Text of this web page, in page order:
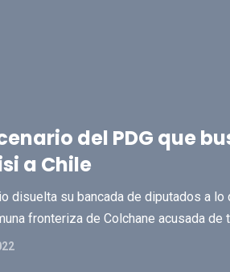
del PDG que
a Chile
disuelta su bancada de diputados a
fronteriza de Colchane acusada de